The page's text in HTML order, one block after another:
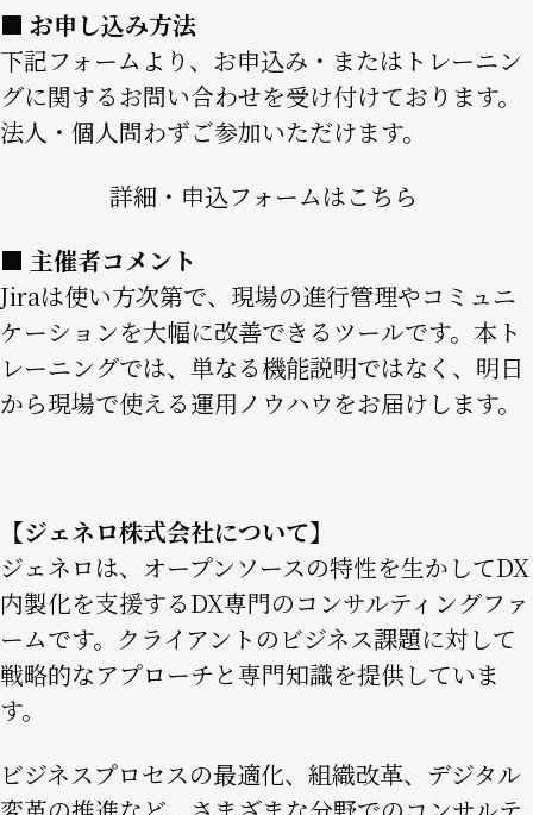
■ お申し込み方法
下記フォームより、お申込み・またはトレーニン
グに関するお問い合わせを受け付けております。
法人・個人問わずご参加いただけます。
詳細・申込フォームはこちら
■ 主催者コメント
Jiraは使い方次第で、現場の進行管理やコミュニ
ケーションを大幅に改善できるツールです。本ト
レーニングでは、単なる機能説明ではなく、明日
から現場で使える運用ノウハウをお届けします。
【ジェネロ株式会社について】
ジェネロは、オープンソースの特性を生かしてDX
内製化を支援するDX専門のコンサルティングファ
ームです。クライアントのビジネス課題に対して
戦略的なアプローチと専門知識を提供していま
す。
ビジネスプロセスの最適化、組織改革、デジタル